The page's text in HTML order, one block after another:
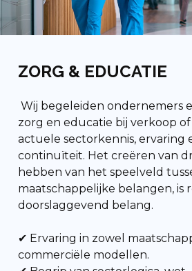
ZORG & EDUCATIE
Wij begeleiden ondernemers
zorg en educatie bij verkoop
actuele sectorkennis, ervaring
continuïteit. Het creëren van
hebben van het speelveld
maatschappelijke belangen, is
doorslaggevend belang.
✔ Ervaring in zowel
commerciële modellen.